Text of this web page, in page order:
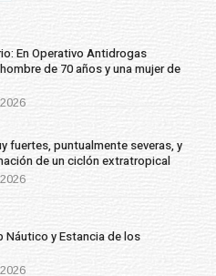
En Operativo Antidrogas
de 70 años y una mujer de
fuertes, puntualmente severas, y
de un ciclón extratropical
Náutico y Estancia de los